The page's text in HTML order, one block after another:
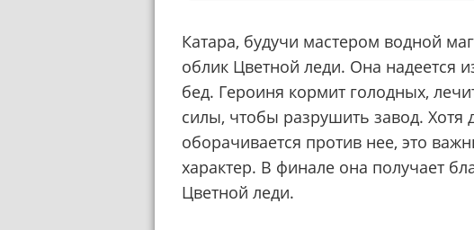
Катара, будучи мастером водной
облик Цветной леди. Она надеется
бед. Героиня кормит голодных,
силы, чтобы разрушить завод. Хотя
оборачивается против нее, это
характер. В финале она получает
Цветной леди.